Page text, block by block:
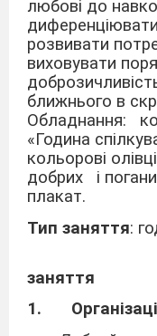
любові до
розвивати
виховувати
ближнього в
Обладнання:
«Година
кольорові
добрих і
плакат.
Тип заняття:
заняття
1.